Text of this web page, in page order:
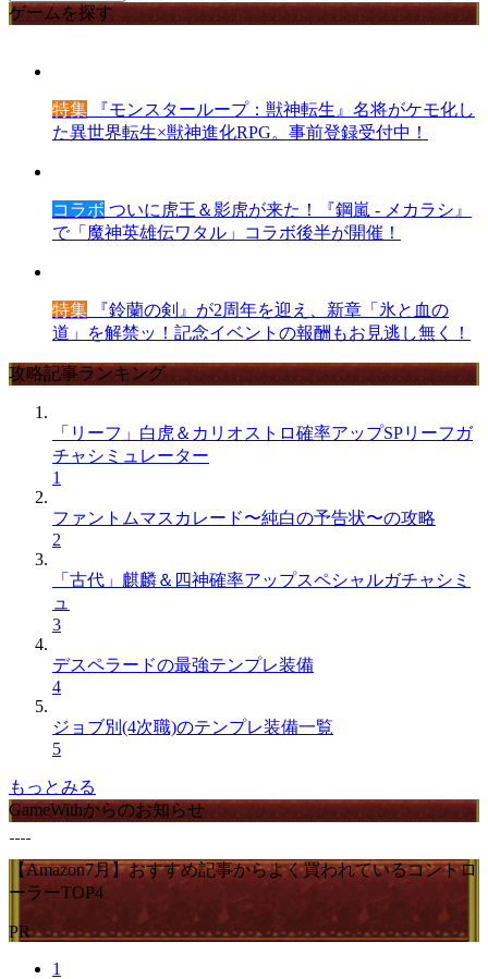
ゲームを探す
特集 『モンスターループ：獣神転生』名将がケモ化し
た異世界転生×獣神進化RPG。事前登録受付中！
コラボ ついに虎王＆影虎が来た！『鋼嵐 - メカラシ』
で「魔神英雄伝ワタル」コラボ後半が開催！
特集 『鈴蘭の剣』が2周年を迎え、新章「氷と血の
道」を解禁ッ！記念イベントの報酬もお見逃し無く！
攻略記事ランキング
「リーフ」白虎＆カリオストロ確率アップSPリーフガ
チャシミュレーター
1
ファントムマスカレード〜純白の予告状〜の攻略
2
「古代」麒麟＆四神確率アップスペシャルガチャシミ
ュ
3
デスペラードの最強テンプレ装備
4
ジョブ別(4次職)のテンプレ装備一覧
5
もっとみる
GameWithからのお知らせ
【Amazon7月】おすすめ記事からよく買われているコントロ
ーラーTOP4
PR
1